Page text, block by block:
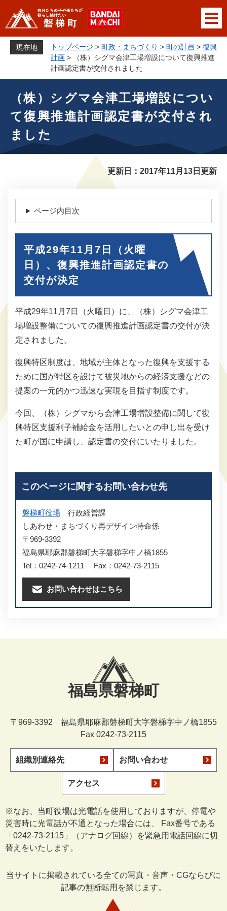
ジ
で
メニューを飛ばして本文へ
現在地 トップページ > 町政・まちづくり > 町の計画 > 復興
計画 >
（株）シグマ会津工場増設について復興推進
計画認定書が交付されました
（株）シグマ会津工場増設につい
て復興推進計画認定書が交付され
ました
更新日：2017年11月13日更新
ページ内目次
平成29年11月7日（火曜
日）、復興推進計画認定書の
交付が決定
平成29年11月7日（火曜日）に、（株）シグマ会津工
場増設整備についての復興推進計画認定書の交付が決
定されました。
復興特区制度は、地域が主体となった復興を支援する
ために国が特区を設けて被災地からの経済支援などの
提案の一元的かつ迅速な実現を目指す制度です。
今回、（株）シグマから会津工場増設整備に関して復
興特区支援利子補給金を活用したいとの申し出を受け
た町が国に申請し、認定書の交付にいたりました。
このページに関するお問い合わせ先
磐梯町役場
行政経営課
しあわせ・まちづくり再デザイン特命係
〒969-3392
福島県耶麻郡磐梯町大字磐梯字中ノ橋1855
Tel：0242-74-1211
Fax：0242-73-2115
お問い合わせはこちら
福島県磐梯町
〒969-3392 福島県耶麻郡磐梯町大字磐梯字中ノ橋1855
Fax 0242-73-2115
組織別連絡先 お問い合わせ
アクセス
※なお、当町役場は光電話を使用しておりますが、停電や
災害時に光電話が不通となった場合には、 Fax番号である
「0242-73-2115」（アナログ回線）を緊急用電話回線に切
替えをいたします。
当サイトに掲載されている全ての写真・音声・CGならびに
記事の無断転用を禁じます。